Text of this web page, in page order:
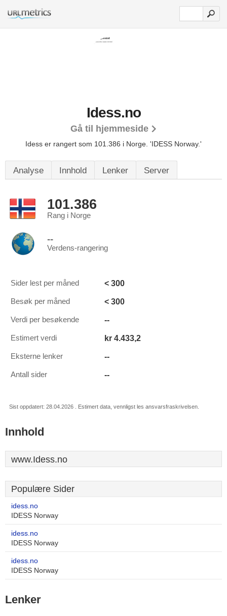
Idess.no
Gå til hjemmeside
Idess er rangert som 101.386 i Norge. 'IDESS Norway.'
Analyse Innhold Lenker Server
101.386
Rang i Norge
--
Verdens-rangering
Sider lest per måned < 300
Besøk per måned < 300
Verdi per besøkende --
Estimert verdi kr 4.433,2
Eksterne lenker --
Antall sider --
Sist oppdatert: 28.04.2026 . Estimert data, vennligst les ansvarsfraskrivelsen.
Innhold
www.Idess.no
Populære Sider
idess.no
IDESS Norway
idess.no
IDESS Norway
idess.no
IDESS Norway
Lenker